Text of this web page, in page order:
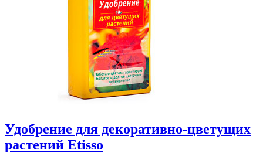
Удобрение для декоративно-цветущих
растений Etisso